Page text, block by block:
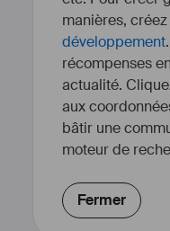
manières,
développement
récompenses
actualité.
aux
bâtir une
moteur de
Fermer